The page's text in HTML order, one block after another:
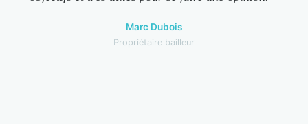
Marc Dubois
Propriétaire bailleur